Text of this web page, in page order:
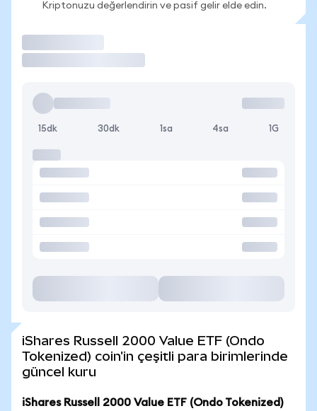
Kriptonuzu değerlendirin ve pasif gelir elde edin.
15dk 30dk 1sa 4sa 1G
iShares Russell 2000 Value ETF (Ondo
Tokenized) coin'in çeşitli para birimlerinde
güncel kuru
iShares Russell 2000 Value ETF (Ondo Tokenized)